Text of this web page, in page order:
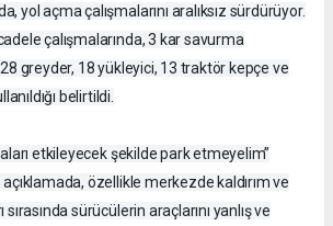
yol açma çalışmalarını aralıksız sürdürüyor.
çalışmalarında, 3 kar savurma
greyder, 18 yükleyici, 13 traktör kepçe ve
belirtildi.
etkileyecek şekilde park etmeyelim”
özellikle merkezde kaldırım ve
sürücülerin araçlarını yanlış ve